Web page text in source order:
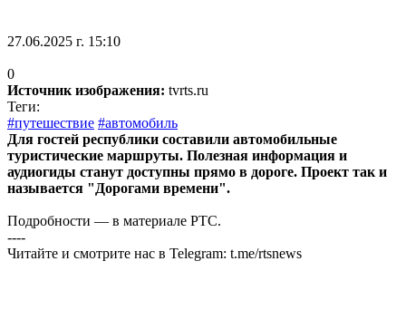
27.06.2025 г. 15:10
0
Источник изображения: tvrts.ru
Теги:
#путешествие #автомобиль
Для гостей республики составили автомобильные
туристические маршруты. Полезная информация и
аудиогиды станут доступны прямо в дороге. Проект так и
называется "Дорогами времени".
Подробности — в материале РТС.
----
Читайте и смотрите нас в Telegram: t.me/rtsnews